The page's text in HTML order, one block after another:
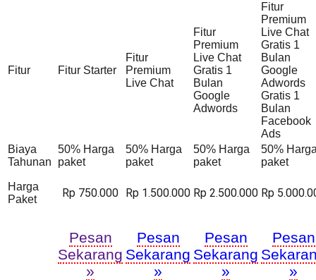
Fitur Fitur Starter
Fitur
Premium
Live Chat
Fitur
Premium
Live Chat
Gratis 1
Bulan
Google
Adwords
Fitur
Premium
Live Chat
Gratis 1
Bulan
Google
Adwords
Gratis 1
Bulan
Facebook
Ads
Biaya
Tahunan
50% Harga
paket
50% Harga
paket
50% Harga
paket
50%
paket
Harga
Paket
Rp 750.000 Rp 1.500.000 Rp 2.500.000 Rp
Pesan
Sekarang
»
Pesan
Sekarang
»
Pesan
Sekarang
»
Pesan
»